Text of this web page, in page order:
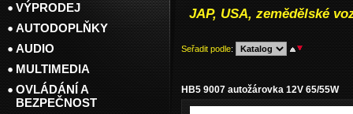
JAP, USA, zemědělské
Seřadit podle:
HB5 9007 autožárovka 12V 65/55W
VÝPRODEJ
AUTODOPLŇKY
AUDIO
MULTIMEDIA
OVLÁDÁNÍ A
BEZPEČNOST